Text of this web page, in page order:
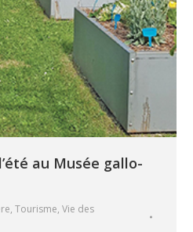
au Musée gallo-
, Tourisme, Vie des